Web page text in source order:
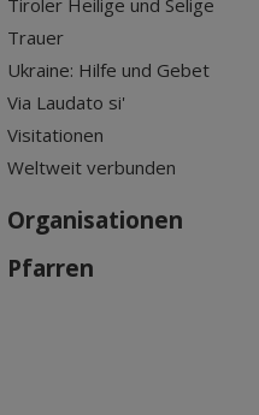
Trauer
Ukraine: Hilfe und Gebet
Via Laudato si'
Visitationen
Weltweit verbunden
Organisationen
Pfarren